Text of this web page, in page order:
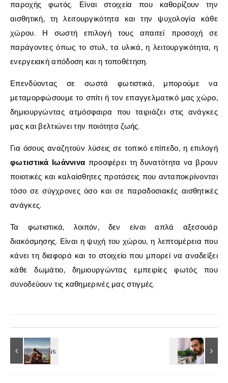
παροχής φωτός. Είναι στοιχεία που καθορίζουν την
αισθητική, τη λειτουργικότητα και την ψυχολογία κάθε
χώρου. Η σωστή επιλογή τους απαιτεί προσοχή σε
παράγοντες όπως το στυλ, τα υλικά, η λειτουργικότητα, η
ενεργειακή απόδοση και η τοποθέτηση.
Επενδύοντας σε σωστά φωτιστικά, μπορούμε να
μεταμορφώσουμε το σπίτι ή τον επαγγελματικό μας χώρο,
δημιουργώντας ατμόσφαιρα που ταιριάζει στις ανάγκες
μας και βελτιώνει την ποιότητα ζωής.
Για όσους αναζητούν λύσεις σε τοπικό επίπεδο, η επιλογή
φωτιστικά Ιωάννινα προσφέρει τη δυνατότητα να βρουν
ποιοτικές και καλαίσθητες προτάσεις που ανταποκρίνονται
τόσο σε σύγχρονες όσο και σε παραδοσιακές αισθητικές
ανάγκες.
Τα φωτιστικά, λοιπόν, δεν είναι απλά αξεσουάρ
διακόσμησης. Είναι η ψυχή του χώρου, η λεπτομέρεια που
κάνει τη διαφορά και το στοιχείο που μπορεί να αναδείξει
κάθε δωμάτιο, δημιουργώντας εμπειρίες φωτός που
συνοδεύουν τις καθημερινές μας στιγμές.